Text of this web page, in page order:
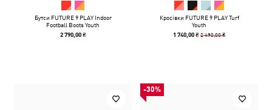
Бутси FUTURE 9 PLAY Indoor
Football Boots Youth
2 790,00 ₴
Кросівки FUTURE 9 PLAY Turf
Youth
1 740,00 ₴2 490,00 ₴
-30%